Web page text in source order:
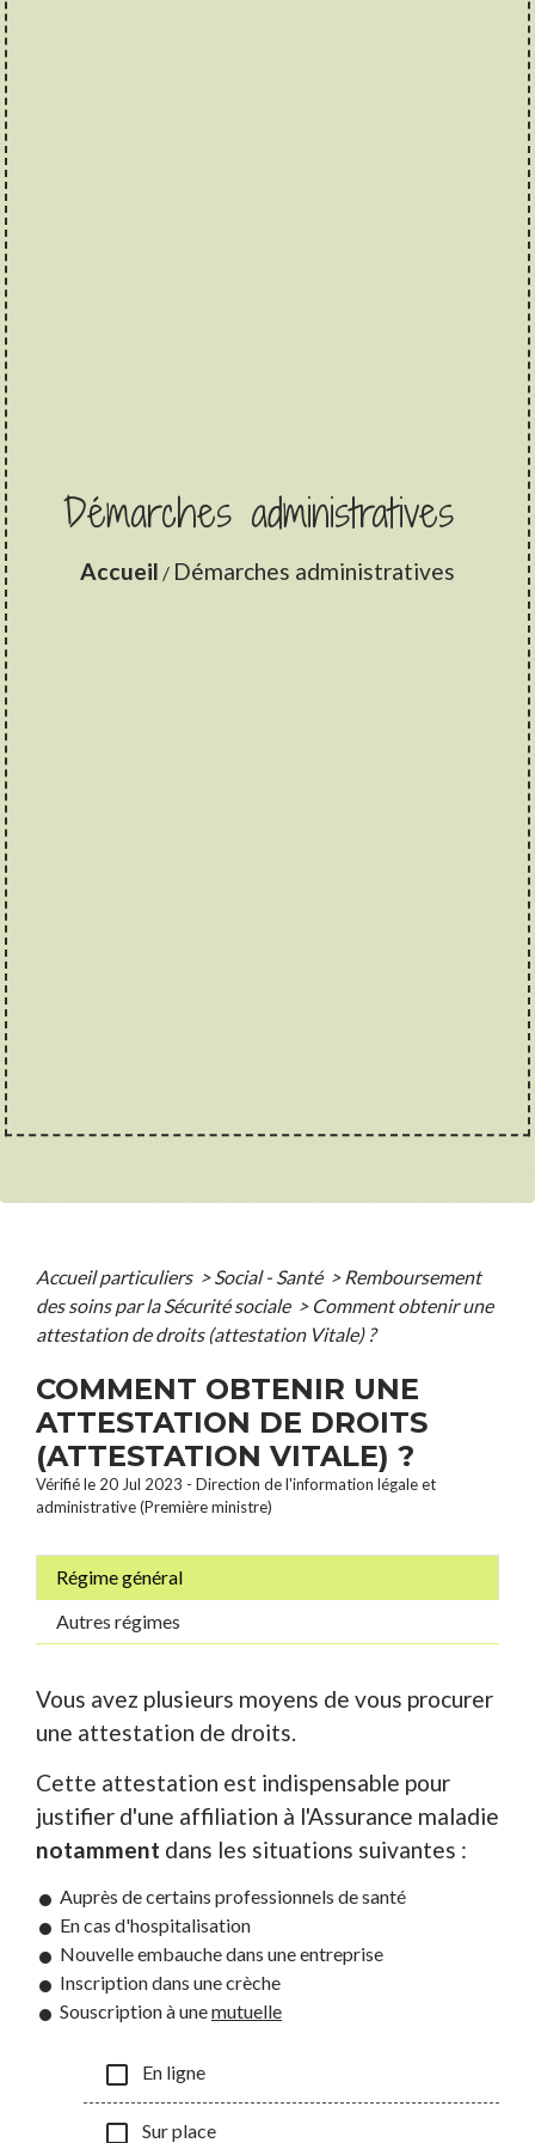
Démarches administratives
Accueil / Démarches administratives
Accueil particuliers > Social - Santé > Remboursement
des soins par la Sécurité sociale > Comment obtenir une
attestation de droits (attestation Vitale) ?
COMMENT OBTENIR UNE
ATTESTATION DE DROITS
(ATTESTATION VITALE) ?
Vérifié le 20 Jul 2023 - Direction de l'information légale et
administrative (Première ministre)
Régime général
Autres régimes
Vous avez plusieurs moyens de vous procurer
une attestation de droits.
Cette attestation est indispensable pour
justifier d'une affiliation à l'Assurance maladie
notamment dans les situations suivantes :
Auprès de certains professionnels de santé
En cas d'hospitalisation
Nouvelle embauche dans une entreprise
Inscription dans une crèche
Souscription à unemutuelle
check_box_outline_blank En ligne
check_box_outline_blank Sur place